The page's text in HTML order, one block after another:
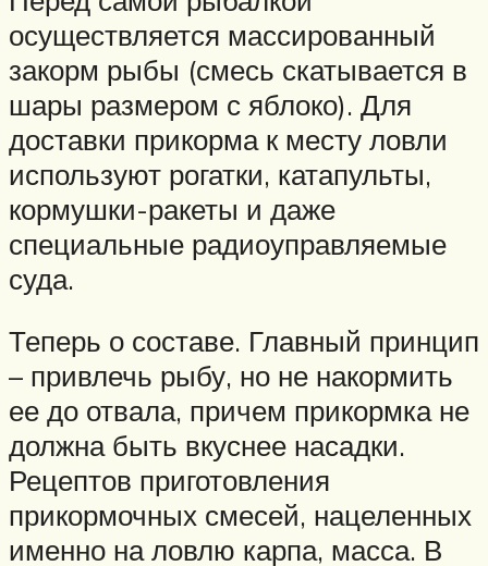
осуществляется массированный
закорм рыбы (смесь скатывается в
шары размером с яблоко). Для
доставки прикорма к месту ловли
используют рогатки, катапульты,
кормушки-ракеты и даже
специальные радиоуправляемые
суда.
Теперь о составе. Главный принцип
– привлечь рыбу, но не накормить
ее до отвала, причем прикормка не
должна быть вкуснее насадки.
Рецептов приготовления
прикормочных смесей, нацеленных
именно на ловлю карпа, масса. В